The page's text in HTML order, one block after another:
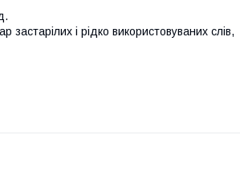
і рідко використовуваних слів,